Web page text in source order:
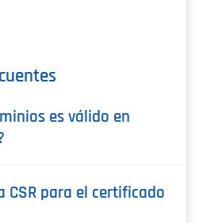
es válido en
CSR para el certificado